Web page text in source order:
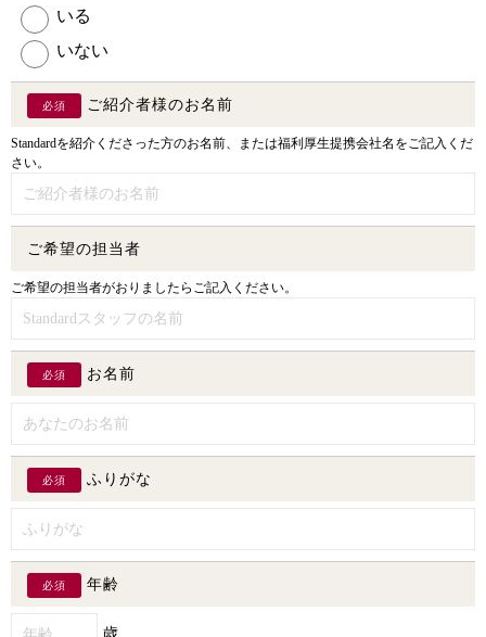
いる
いない
必須 ご紹介者様のお名前
Standardを紹介くださった方のお名前、または福利厚生提携会社名をご記入くだ
さい。
ご希望の担当者
ご希望の担当者がおりましたらご記入ください。
必須 お名前
必須 ふりがな
必須 年齢